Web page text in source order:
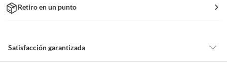
Retiro en un punto
Satisfacción garantizada